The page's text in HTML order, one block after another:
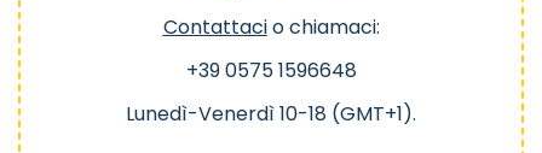
Contattacio chiamaci:
+39 0575 1596648
Lunedì-Venerdì 10-18 (GMT+1).